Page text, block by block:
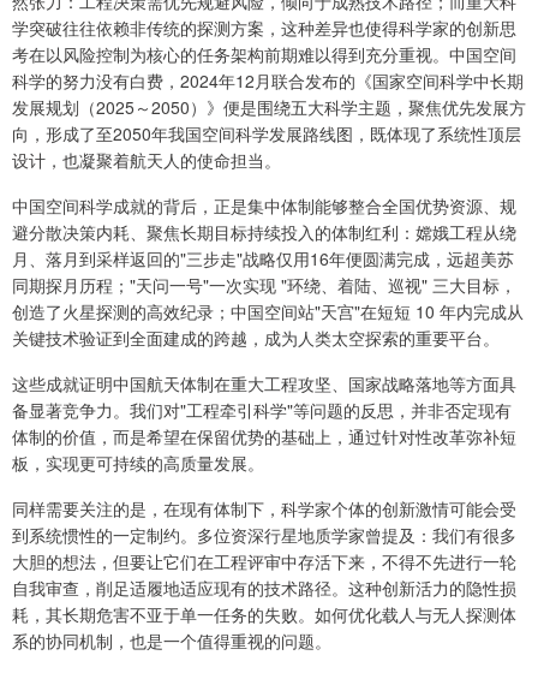
学突破往往依赖非传统的探测方案，这种差异也使得科学家的创新思
考在以风险控制为核心的任务架构前期难以得到充分重视。中国空间
科学的努力没有白费，2024年12月联合发布的《国家空间科学中长期
发展规划（2025～2050）》便是围绕五大科学主题，聚焦优先发展方
向，形成了至2050年我国空间科学发展路线图，既体现了系统性顶层
设计，也凝聚着航天人的使命担当。
中国空间科学成就的背后，正是集中体制能够整合全国优势资源、规
避分散决策内耗、聚焦长期目标持续投入的体制红利：嫦娥工程从绕
月、落月到采样返回的"三步走"战略仅用16年便圆满完成，远超美苏
同期探月历程；"天问一号"一次实现 "环绕、着陆、巡视" 三大目标，
创造了火星探测的高效纪录；中国空间站"天宫"在短短 10 年内完成从
关键技术验证到全面建成的跨越，成为人类太空探索的重要平台。
这些成就证明中国航天体制在重大工程攻坚、国家战略落地等方面具
备显著竞争力。我们对"工程牵引科学"等问题的反思，并非否定现有
体制的价值，而是希望在保留优势的基础上，通过针对性改革弥补短
板，实现更可持续的高质量发展。
同样需要关注的是，在现有体制下，科学家个体的创新激情可能会受
到系统惯性的一定制约。多位资深行星地质学家曾提及：我们有很多
大胆的想法，但要让它们在工程评审中存活下来，不得不先进行一轮
自我审查，削足适履地适应现有的技术路径。这种创新活力的隐性损
耗，其长期危害不亚于单一任务的失败。如何优化载人与无人探测体
系的协同机制，也是一个值得重视的问题。